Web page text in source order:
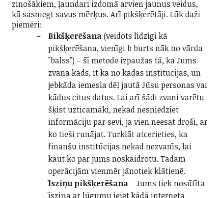
zinošākiem, ļaundari izdomā arvien jaunus veidus,
kā sasniegt savus mērķus. Arī pikšķerētāji. Lūk daži
piemēri:
Bikšķerēšana(veidots līdzīgi kā
pikšķerēšana, vienīgi b burts nāk no vārda
"balss") – šī metode izpaužas tā, ka Jums
zvana kāds, it kā no kādas institūcijas, un
jebkāda iemesla dēļ jautā Jūsu personas vai
kādus citus datus. Lai arī šādi zvani varētu
šķist uzticamāki, nekad nesniedziet
informāciju par sevi, ja vien neesat droši, ar
ko tieši runājat. Turklāt atcerieties, ka
finanšu institūcijas nekad nezvanīs, lai
kaut ko par jums noskaidrotu. Tādām
operācijām vienmēr jānotiek klātienē.
Īsziņu pikšķerēšana– Jums tiek nosūtīta
īsziņa ar lūgumu ieiet kādā interneta